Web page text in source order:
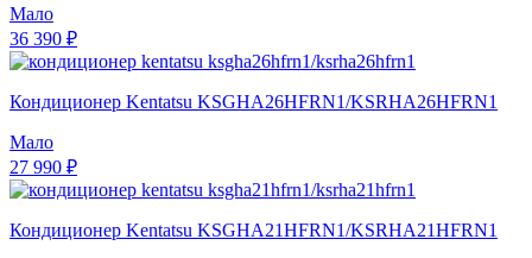
Мало
36 390 ₽
Кондиционер Kentatsu KSGHA26HFRN1/KSRHA26HFRN1
Мало
27 990 ₽
Кондиционер Kentatsu KSGHA21HFRN1/KSRHA21HFRN1